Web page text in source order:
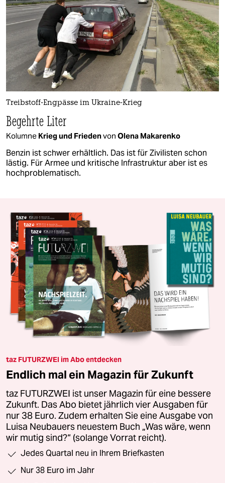
Treibstoff-Engpässe im Ukraine-Krieg
Begehrte Liter
Kolumne Krieg und Friedenvon Olena Makarenko
Benzin ist schwer erhältlich. Das ist für Zivilisten schon
lästig. Für Armee und kritische Infrastruktur aber ist es
hochproblematisch.
taz FUTURZWEI im Abo entdecken
Endlich mal ein Magazin für Zukunft
taz FUTURZWEI ist unser Magazin für eine bessere
Zukunft. Das Abo bietet jährlich vier Ausgaben für
nur 38 Euro. Zudem erhalten Sie eine Ausgabe von
Luisa Neubauers neuestem Buch „Was wäre, wenn
wir mutig sind?“ (solange Vorrat reicht).
Jedes Quartal neu in Ihrem Briefkasten
Nur 38 Euro im Jahr